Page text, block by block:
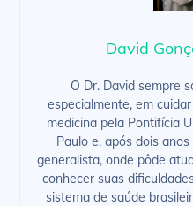
David
O Dr. David sempre
especialmente, em
medicina pela Pontifícia
Paulo e, após dois
generalista, onde pôde
conhecer suas
sistema de saúde